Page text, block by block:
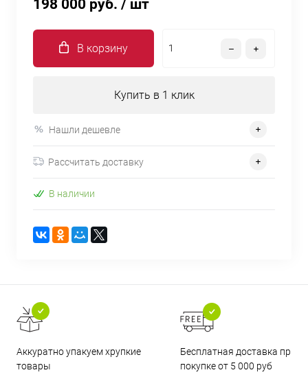
198 000 руб. / шт
В корзину
Купить в 1 клик
Нашли дешевле
Рассчитать доставку
В наличии
Аккуратно упакуем хрупкие
товары
Бесплатная доставка при
покупке от 5 000 руб